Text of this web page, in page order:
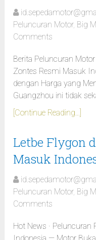
Peluncuran Motor, Big
Comments
Berita Peluncuran
Zontes Resmi Masuk
dengan Harga yang
Guangzhou ini tidak
[Continue Reading...]
Letbe Flygon
Masuk
Peluncuran Motor, Big
Comments
Hot News · Peluncuran